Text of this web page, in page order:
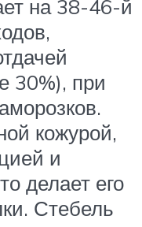
на 38-46-й
30%), при
кожурой,
и
делает его
Стебель